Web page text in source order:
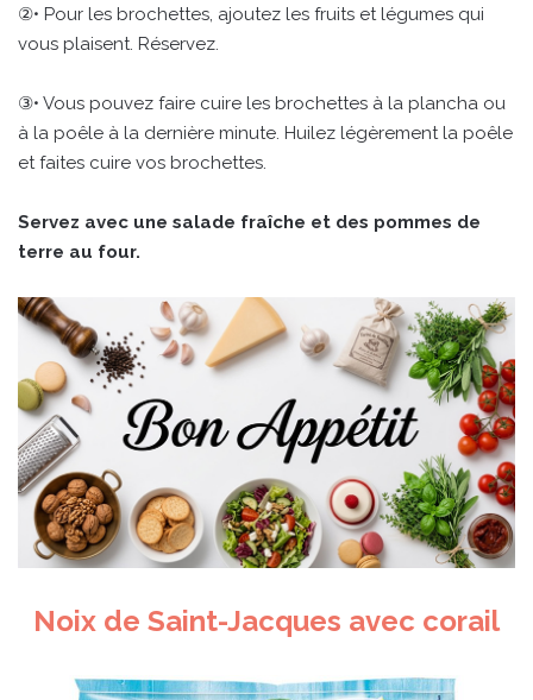
②• Pour les brochettes, ajoutez les fruits et légumes qui
vous plaisent. Réservez.
③• Vous pouvez faire cuire les brochettes à la plancha ou
à la poêle à la dernière minute. Huilez légèrement la poêle
et faites cuire vos brochettes.
Servez avec une salade fraîche et des pommes de
terre au four.
Noix de Saint-Jacques avec corail